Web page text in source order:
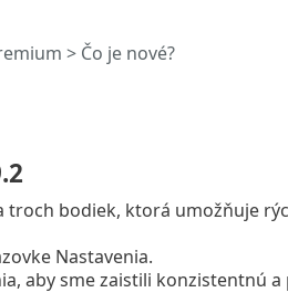
> Čo je nové?
troch bodiek, ktorá umožňuje
Nastavenia.
aby sme zaistili konzistentnú a